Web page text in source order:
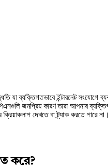
যা ব্যক্তিগতভাবে ইন্টারনেট
জনপ্রিয় কারণ তারা আপনার
দেখতে বা ট্র্যাক করতে পারে না।
করে?